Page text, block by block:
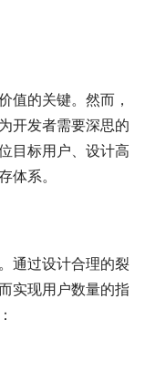
值的关键。然而，
开发者需要深思的
目标用户、设计高
体系。
通过设计合理的裂
实现用户数量的指